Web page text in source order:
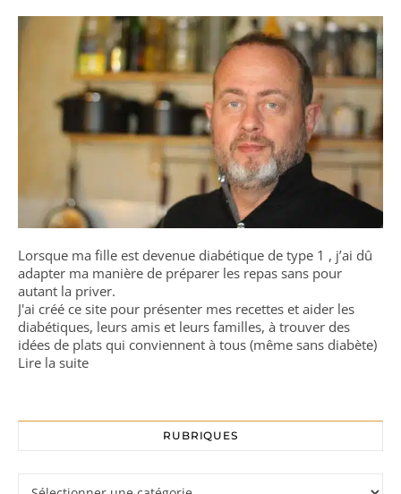
Lorsque ma fille est devenue diabétique de type 1 , j’ai dû
adapter ma manière de préparer les repas sans pour
autant la priver.
J'ai créé ce site pour présenter mes recettes et aider les
diabétiques, leurs amis et leurs familles, à trouver des
idées de plats qui conviennent à tous (même sans diabète)
Lire la suite
RUBRIQUES